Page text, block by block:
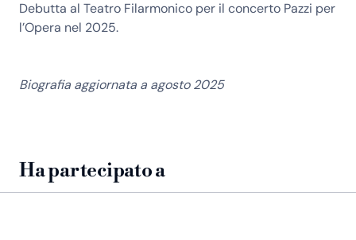
Debutta al Teatro Filarmonico per il concerto Pazzi per
l’Opera nel 2025.
Biografia aggiornata a agosto 2025
Ha partecipato a